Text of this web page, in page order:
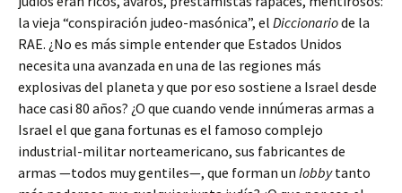
la vieja “conspiración judeo-masónica”, el Diccionariode la
RAE. ¿No es más simple entender que Estados Unidos
necesita una avanzada en una de las regiones más
explosivas del planeta y que por eso sostiene a Israel desde
hace casi 80 años? ¿O que cuando vende innúmeras armas a
Israel el que gana fortunas es el famoso complejo
industrial-militar norteamericano, sus fabricantes de
armas —todos muy gentiles—, que forman un lobbytanto